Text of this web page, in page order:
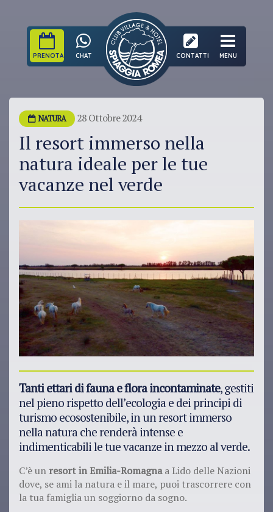
PRENOTA CHAT CONTATTI MENU
NATURA 28 Ottobre 2024
Il resort immerso nella
natura ideale per le tue
vacanze nel verde
Tanti ettari di fauna e flora incontaminate, gestiti
nel pieno rispetto dell’ecologia e dei principi di
turismo ecosostenibile, in un resort immerso
nella natura che renderà intense e
indimenticabili le tue vacanze in mezzo al verde.
C’è un resort in Emilia-Romagnaa Lido delle Nazioni
dove, se ami la natura e il mare, puoi trascorrere con
la tua famiglia un soggiorno da sogno.